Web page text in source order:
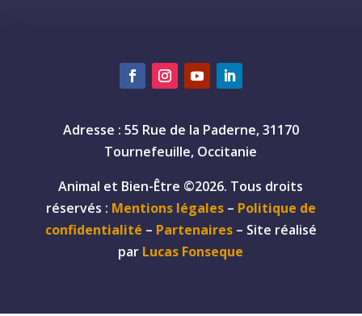
Adresse : 55 Rue de la Paderne, 31170
Tournefeuille, Occitanie
Animal et Bien-Être ©2026. Tous droits
réservés : Mentions légales– Politique de
confidentialité – Partenaires– Site réalisé
par Lucas Fonseque